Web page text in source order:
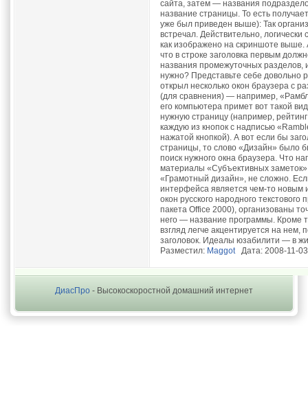
сайта, затем — названия
название страницы. То есть
уже был приведен выше): Так
встречал. Действительно,
как изображено на скриншоте выше.
что в строке заголовка первым
названия промежуточных
нужно? Представьте себе довольно
открыл несколько окон браузера с
(для сравнения) — например,
его компьютера примет вот такой
нужную страницу (например,
каждую из кнопок с надписью
нажатой кнопкой). А вот если бы
страницы, то слово «Дизайн» было
поиск нужного окна браузера. Что
материалы «Субъективных
«Грамотный дизайн», не сложно.
интерфейса является чем-то новым
окон русского народного
пакета Office 2000), организованы
него — название программы. Кроме
взгляд легче акцентируется на нем,
заголовок. Идеалы юзабилити — в
Разместил: MaggotДата: 2008-11-
ДиасПро - Высокоскоростной домашний интернет